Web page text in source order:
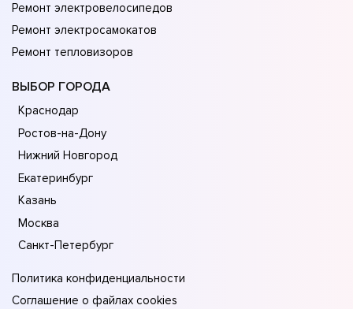
Ремонт электровелосипедов
Ремонт электросамокатов
Ремонт тепловизоров
ВЫБОР ГОРОДА
Краснодар
Ростов-на-Дону
Нижний Новгород
Екатеринбург
Казань
Москва
Санкт-Петербург
Политика конфиденциальности
Соглашение о файлах cookies